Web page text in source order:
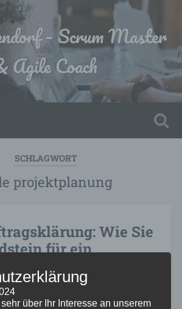
– Scrum Master
Agile Coach
SCHLAGWORT
projektplanung
Wie Sie
für ein
Projekt legen
über Ihr Interesse an unserem